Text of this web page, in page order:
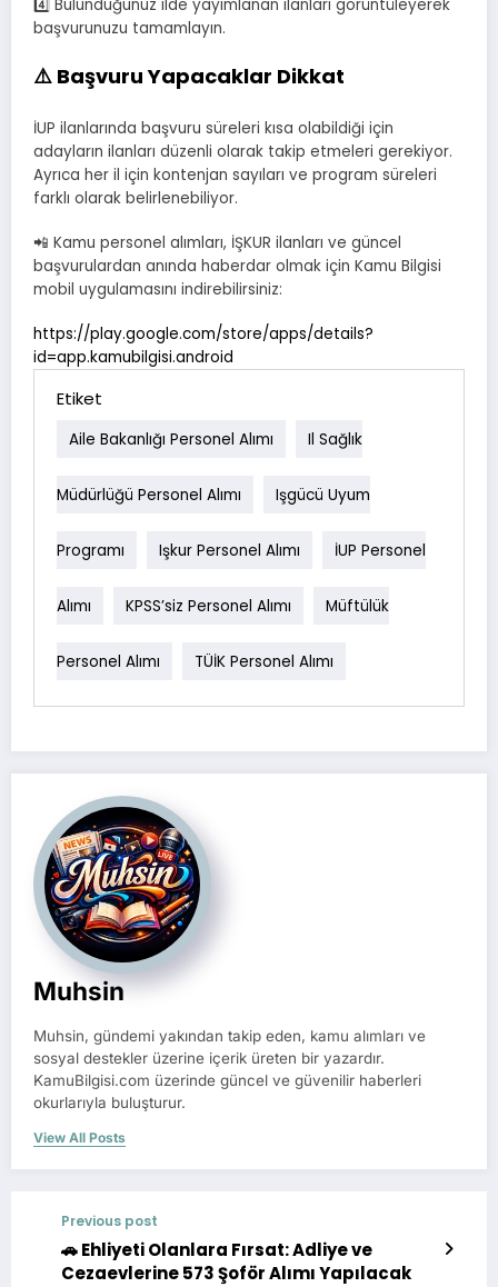
4️⃣ Bulunduğunuz ilde yayımlanan ilanları görüntüleyerek
başvurunuzu tamamlayın.
⚠️ Başvuru Yapacaklar Dikkat
İUP ilanlarında başvuru süreleri kısa olabildiği için
adayların ilanları düzenli olarak takip etmeleri gerekiyor.
Ayrıca her il için kontenjan sayıları ve program süreleri
farklı olarak belirlenebiliyor.
📲 Kamu personel alımları, İŞKUR ilanları ve güncel
başvurulardan anında haberdar olmak için Kamu Bilgisi
mobil uygulamasını indirebilirsiniz:
https://play.google.com/store/apps/details?
id=app.kamubilgisi.android
Etiket
Aile Bakanlığı Personel Alımı Il Sağlık
Müdürlüğü Personel Alımı Işgücü Uyum
Programı Işkur Personel Alımı İUP Personel
Alımı KPSS’siz Personel Alımı Müftülük
Personel Alımı TÜİK Personel Alımı
Muhsin
Muhsin, gündemi yakından takip eden, kamu alımları ve
sosyal destekler üzerine içerik üreten bir yazardır.
KamuBilgisi.com üzerinde güncel ve güvenilir haberleri
okurlarıyla buluşturur.
View All Posts
Previous post
🚗 Ehliyeti Olanlara Fırsat: Adliye ve
Cezaevlerine 573 Şoför Alımı Yapılacak